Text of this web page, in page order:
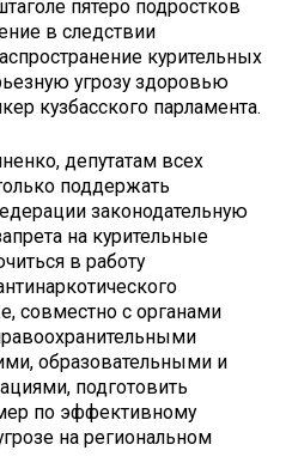
пятеро подростков
в следствии
курительных
угрозу здоровью
кузбасского парламента.
депутатам всех
поддержать
законодательную
на курительные
в работу
совместно с органами
образовательными и
подготовить
по эффективному
на региональном